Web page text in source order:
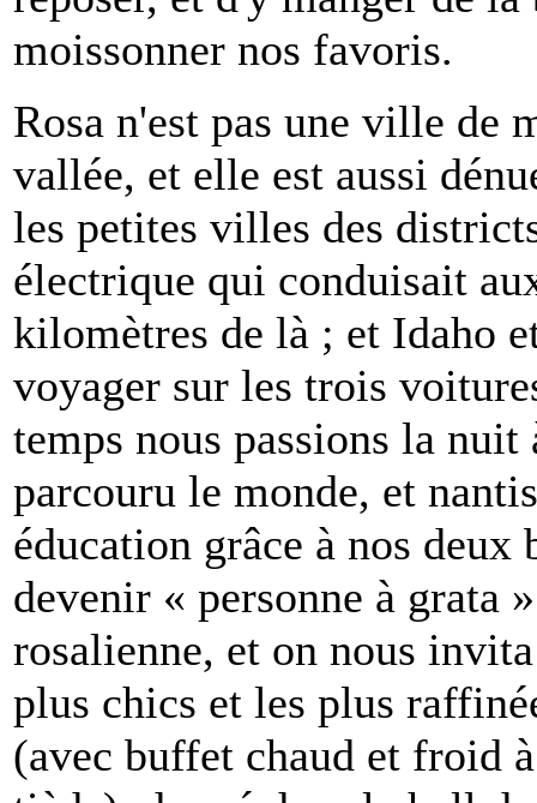
moissonner nos favoris.
Rosa n'est pas une ville de
vallée, et elle est aussi
les petites villes des
électrique qui conduisait
kilomètres de là ; et Idaho
voyager sur les trois
temps nous passions la
parcouru le monde, et
éducation grâce à nos deux
devenir « personne à grata
rosalienne, et on nous
plus chics et les plus
(avec buffet chaud et froid